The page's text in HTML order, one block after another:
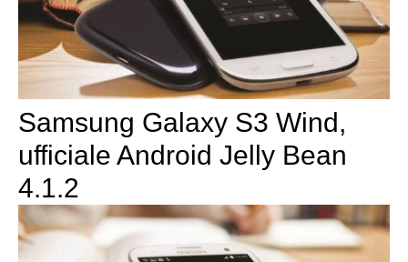
Samsung Galaxy S3 Wind,
ufficiale Android Jelly Bean
4.1.2